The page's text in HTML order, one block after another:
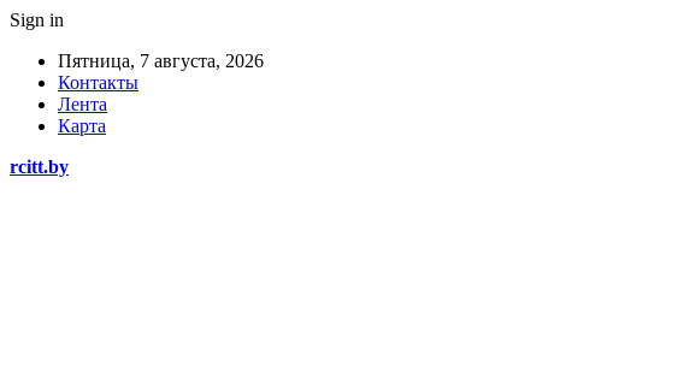
Sign in
Пятница, 7 августа, 2026
Контакты
Лента
Карта
rcitt.by